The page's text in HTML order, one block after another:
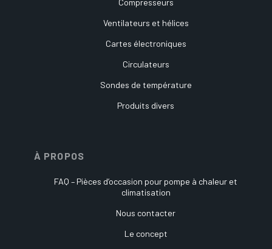
Ventilateurs et hélices
Cartes électroniques
Circulateurs
Sondes de température
Produits divers
À PROPOS
FAQ – Pièces d’occasion pour pompe à chaleur et
climatisation
Nous contacter
Le concept